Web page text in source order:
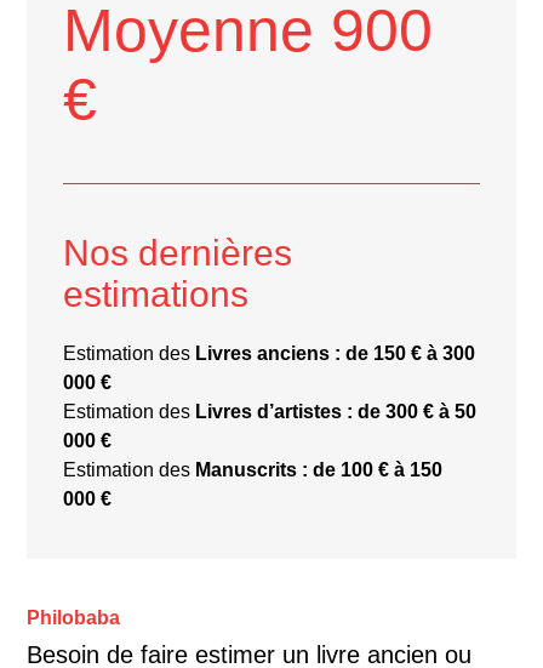
Moyenne 900
€
Nos dernières
estimations
Estimation des Livres anciens : de 150 € à 300
000 €
Estimation des Livres d’artistes : de 300 € à 50
000 €
Estimation des Manuscrits : de 100 € à 150
000 €
Philobaba
Besoin de faire estimer un livre ancien ou